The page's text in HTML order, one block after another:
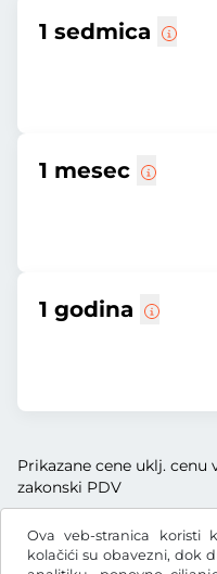
Ova veb-stranica koristi
kolačići su obavezni, dok
1 sedmica
1 mesec
1 godina
Prikazane cene uklj.
zakonski PDV